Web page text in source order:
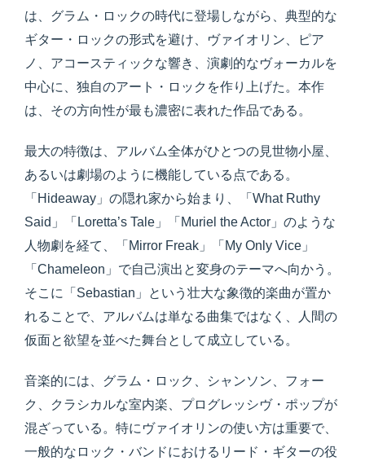
は、グラム・ロックの時代に登場しながら、典型的な
ギター・ロックの形式を避け、ヴァイオリン、ピア
ノ、アコースティックな響き、演劇的なヴォーカルを
中心に、独自のアート・ロックを作り上げた。本作
は、その方向性が最も濃密に表れた作品である。
最大の特徴は、アルバム全体がひとつの見世物小屋、
あるいは劇場のように機能している点である。
「Hideaway」の隠れ家から始まり、「What Ruthy
Said」「Loretta’s Tale」「Muriel the Actor」のような
人物劇を経て、「Mirror Freak」「My Only Vice」
「Chameleon」で自己演出と変身のテーマへ向かう。
そこに「Sebastian」という壮大な象徴的楽曲が置か
れることで、アルバムは単なる曲集ではなく、人間の
仮面と欲望を並べた舞台として成立している。
音楽的には、グラム・ロック、シャンソン、フォー
ク、クラシカルな室内楽、プログレッシヴ・ポップが
混ざっている。特にヴァイオリンの使い方は重要で、
一般的なロック・バンドにおけるリード・ギターの役